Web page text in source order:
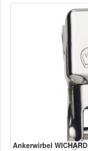
Ankerwirbel WICHARD